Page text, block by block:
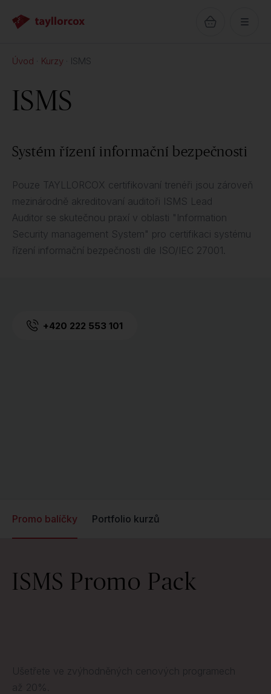
Úvod Kurzy ISMS
ISMS
Systém řízení informační bezpečnosti
Pouze TAYLLORCOX certifikovaní trenéři jsou zároveň
mezinárodně akreditovaní auditoři ISMS Lead
Auditor se skutečnou praxí v oblasti "Information
Security management System" pro certifikaci systému
řízení informační bezpečnosti dle ISO/IEC 27001.
+420 222 553 101
Promo balíčky Portfolio kurzů
ISMS Promo Pack
Ušetřete ve zvýhodněných cenových programech
až 20%.